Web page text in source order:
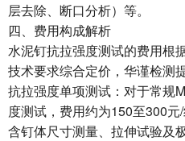
层去除、断口分析）等。
四、费用构成解析
水泥钉抗拉强度测试的费用根
技术要求综合定价，华谨检测
抗拉强度单项测试：对于常规
度测试，费用约为150至300
含钉体尺寸测量、拉伸试验及